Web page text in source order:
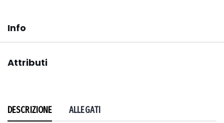
Info
Attributi
DESCRIZIONE ALLEGATI